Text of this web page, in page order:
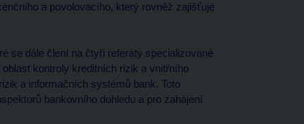
a povolovacího, který rovněž zajišťuje
se dále člení na čtyři referáty specializované
kontroly kreditních rizik a vnitřního
a informačních systémů bank. Toto
bankovního dohledu a pro zahájení